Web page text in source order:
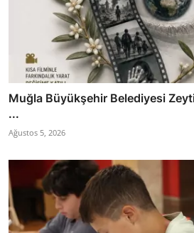
Muğla Büyükşehir Belediyesi
...
Ağustos 5, 2026